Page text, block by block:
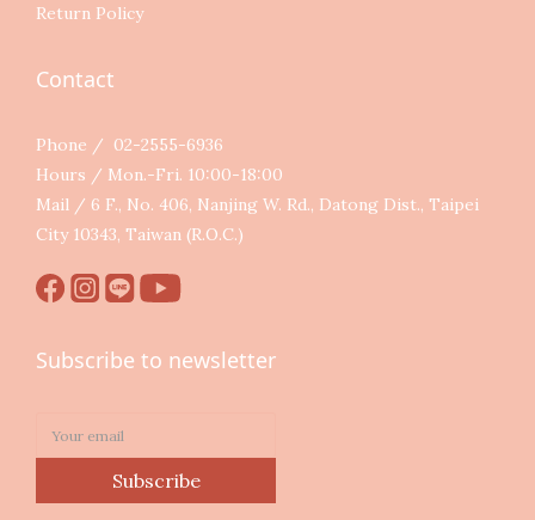
Return Policy
Contact
Phone / 02-2555-6936
Hours / Mon.-Fri. 10:00-18:00
Mail / 6 F., No. 406, Nanjing W. Rd., Datong Dist., Taipei
City 10343, Taiwan (R.O.C.)
Subscribe to newsletter
Subscribe